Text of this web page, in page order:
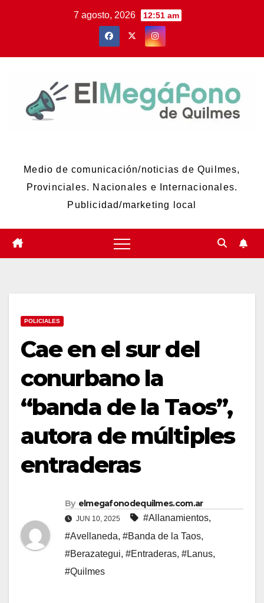
7 agosto, 2026 12:51 am
Medio de comunicación/noticias de Quilmes,
Provinciales. Nacionales e Internacionales.
Publicidad/marketing local
POLICIALES
Cae en el sur del
conurbano la
“banda de la Taos”,
autora de múltiples
entraderas
By elmegafonodequilmes.com.ar
JUN 10, 2025 #Allanamientos,
#Avellaneda, #Banda de la Taos,
#Berazategui, #Entraderas, #Lanus,
#Quilmes